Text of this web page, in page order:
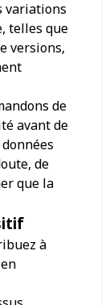
variations
telles que
versions,
de
avant de
de
que la
à